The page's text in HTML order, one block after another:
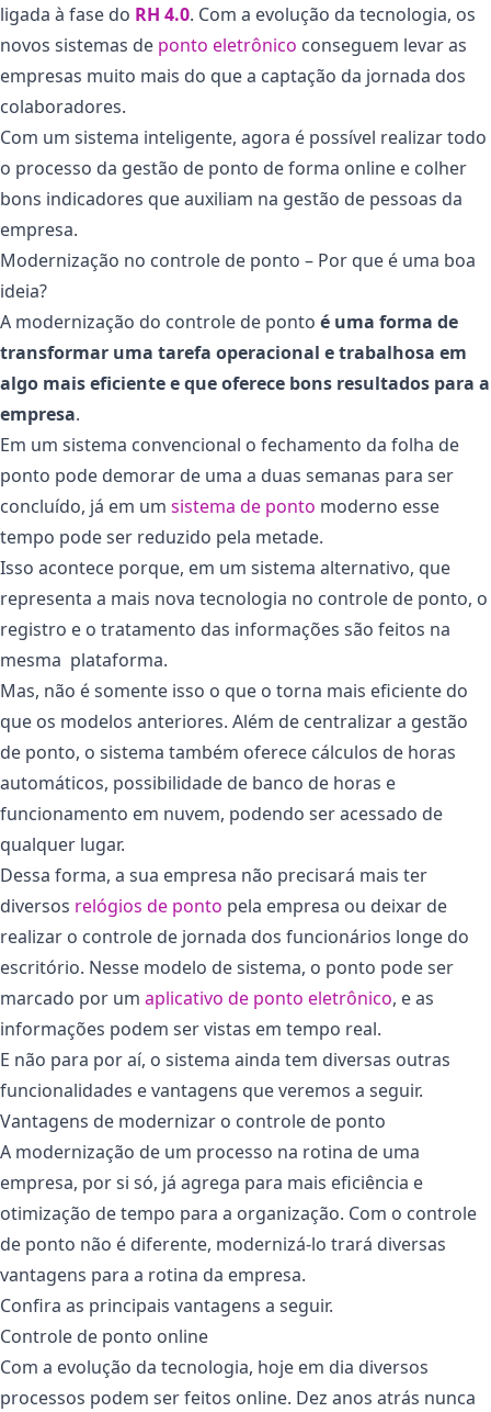
ligada à fase do RH 4.0. Com a evolução da tecnologia, os
novos sistemas de ponto eletrônico conseguem levar as
empresas muito mais do que a captação da jornada dos
colaboradores.
Com um sistema inteligente, agora é possível realizar todo
o processo da gestão de ponto de forma online e colher
bons indicadores que auxiliam na gestão de pessoas da
empresa.
Modernização no controle de ponto – Por que é uma boa
ideia?
A modernização do controle de ponto é uma forma de
transformar uma tarefa operacional e trabalhosa em
algo mais eficiente e que oferece bons resultados para a
empresa.
Em um sistema convencional o fechamento da folha de
ponto pode demorar de uma a duas semanas para ser
concluído, já em um sistema de ponto moderno esse
tempo pode ser reduzido pela metade.
Isso acontece porque, em um sistema alternativo, que
representa a mais nova tecnologia no controle de ponto, o
registro e o tratamento das informações são feitos na
mesma plataforma.
Mas, não é somente isso o que o torna mais eficiente do
que os modelos anteriores. Além de centralizar a gestão
de ponto, o sistema também oferece cálculos de horas
automáticos, possibilidade de banco de horas e
funcionamento em nuvem, podendo ser acessado de
qualquer lugar.
Dessa forma, a sua empresa não precisará mais ter
diversos relógios de ponto pela empresa ou deixar de
realizar o controle de jornada dos funcionários longe do
escritório. Nesse modelo de sistema, o ponto pode ser
marcado por um aplicativo de ponto eletrônico, e as
informações podem ser vistas em tempo real.
E não para por aí, o sistema ainda tem diversas outras
funcionalidades e vantagens que veremos a seguir.
Vantagens de modernizar o controle de ponto
A modernização de um processo na rotina de uma
empresa, por si só, já agrega para mais eficiência e
otimização de tempo para a organização. Com o controle
de ponto não é diferente, modernizá-lo trará diversas
vantagens para a rotina da empresa.
Confira as principais vantagens a seguir.
Controle de ponto online
Com a evolução da tecnologia, hoje em dia diversos
processos podem ser feitos online. Dez anos atrás nunca